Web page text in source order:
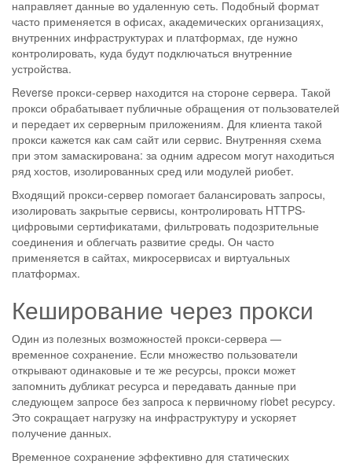
направляет данные во удаленную сеть. Подобный формат
часто применяется в офисах, академических организациях,
внутренних инфраструктурах и платформах, где нужно
контролировать, куда будут подключаться внутренние
устройства.
Reverse прокси-сервер находится на стороне сервера. Такой
прокси обрабатывает публичные обращения от пользователей
и передает их серверным приложениям. Для клиента такой
прокси кажется как сам сайт или сервис. Внутренняя схема
при этом замаскирована: за одним адресом могут находиться
ряд хостов, изолированных сред или модулей риобет.
Входящий прокси-сервер помогает балансировать запросы,
изолировать закрытые сервисы, контролировать HTTPS-
цифровыми сертификатами, фильтровать подозрительные
соединения и облегчать развитие среды. Он часто
применяется в сайтах, микросервисах и виртуальных
платформах.
Кеширование через прокси
Один из полезных возможностей прокси-сервера —
временное сохранение. Если множество пользователи
открывают одинаковые и те же ресурсы, прокси может
запомнить дубликат ресурса и передавать данные при
следующем запросе без запроса к первичному riobet ресурсу.
Это сокращает нагрузку на инфраструктуру и ускоряет
получение данных.
Временное сохранение эффективно для статических